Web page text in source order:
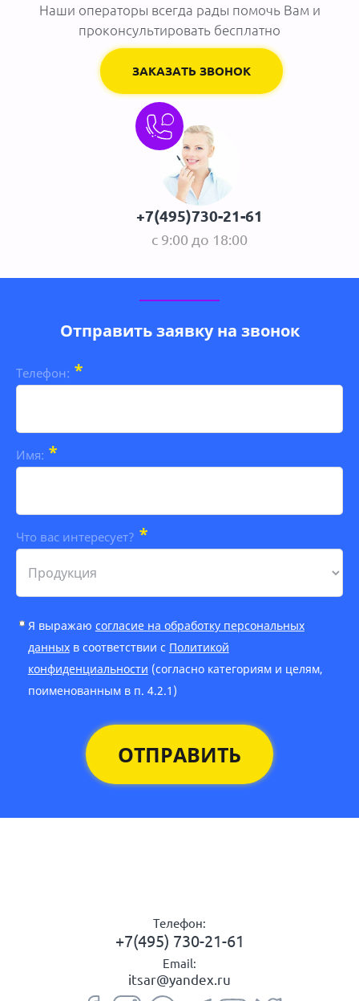
Наши операторы всегда рады помочь Вам и
проконсультировать бесплатно
ЗАКАЗАТЬ ЗВОНОК
+7(495)730-21-61
с 9:00 до 18:00
Отправить заявку на звонок
Телефон: *
Имя: *
Что вас интересует? *
Я выражаю согласие на обработку персональных
данныхв соответствии с Политикой
конфиденциальности (согласно категориям и целям,
поименованным в п. 4.2.1)
ОТПРАВИТЬ
Телефон:
+7(495) 730-21-61
Email:
itsar@yandex.ru